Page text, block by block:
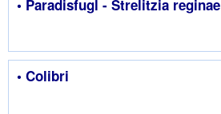
• Paradisfugl - Strelitzia reginae
• Colibri